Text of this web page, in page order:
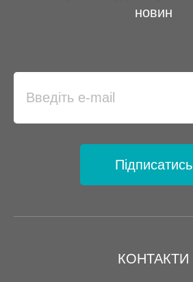
КОНТАКТИ
новин
Підписатись